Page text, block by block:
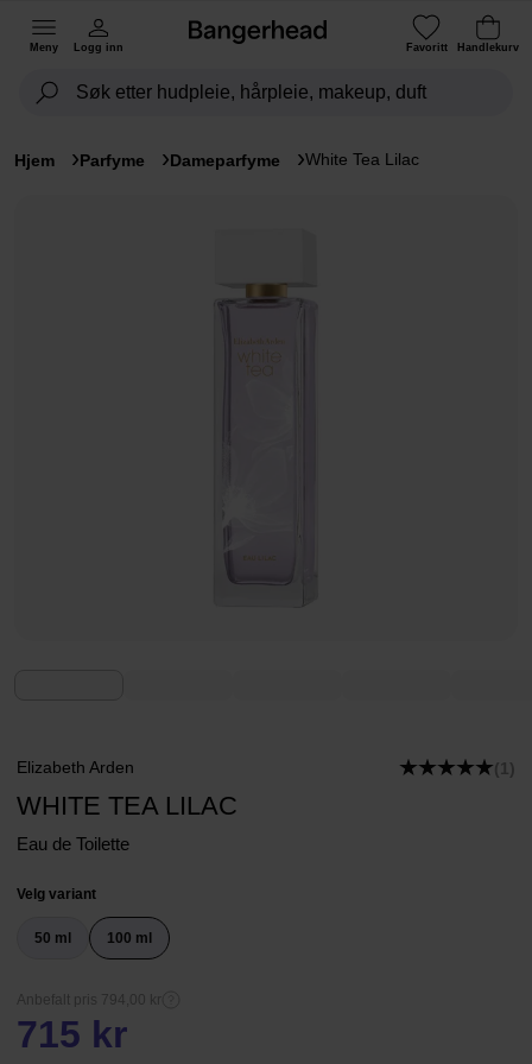
Meny Logg inn Favoritt Handlekurv
Hjem Parfyme Dameparfyme White Tea Lilac
Elizabeth Arden (1)
WHITE TEA LILAC
Eau de Toilette
Velg variant
50 ml 100 ml
Anbefalt pris 794,00 kr
715 kr